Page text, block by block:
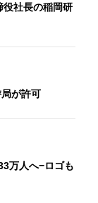
役社長の稲岡研
が許可
万人へ−ロゴも